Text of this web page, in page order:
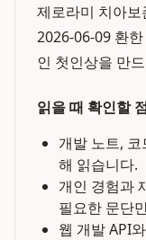
제로라미 치아
2026-06-09 환
인 첫인상을 만
읽을 때 확인할
개발 노트,
해 읽습니다.
개인 경험과
필요한 문단
웹 개발 API